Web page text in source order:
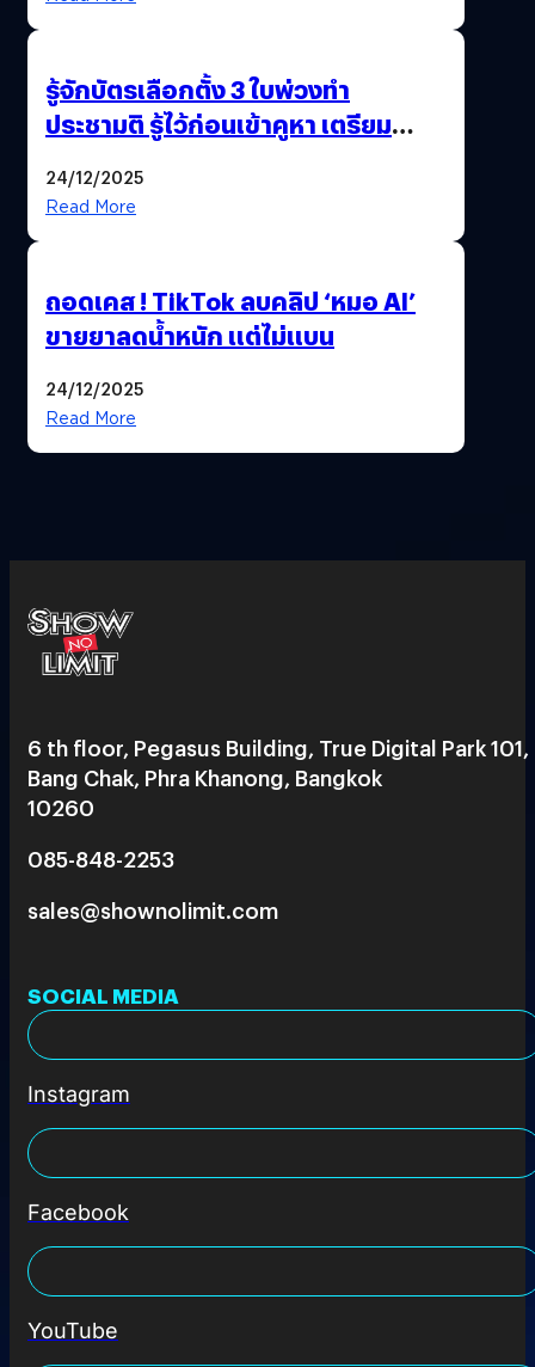
รู้จักบัตรเลือกตั้ง 3 ใบพ่วงทำ
ประชามติ รู้ไว้ก่อนเข้าคูหา เตรียม
24/12/2025
Read More
ถอดเคส ! TikTok ลบคลิป ‘หมอ AI’
ขายยาลดน้ำหนัก แต่ไม่แบน
24/12/2025
Read More
6 th floor, Pegasus Building, True Digital Park 101,
Bang Chak, Phra Khanong, Bangkok
10260
085-848-2253
sales@shownolimit.com
SOCIAL MEDIA
Instagram
Facebook
YouTube